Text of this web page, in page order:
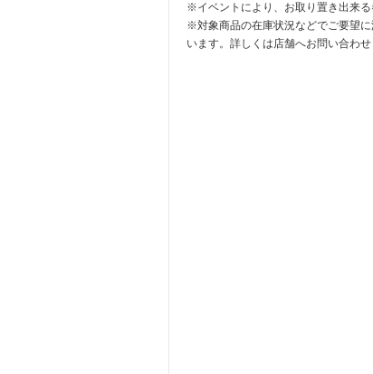
※イベントにより、お取り置き出来る
※対象商品の在庫状況などでご要望
います。詳しくは店舗へお問い合わせ